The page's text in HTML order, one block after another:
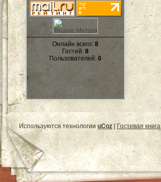
Онлайн всего: 8
Гостей: 8
Пользователей: 0
Используются технологии uCoz | Гостевая книга